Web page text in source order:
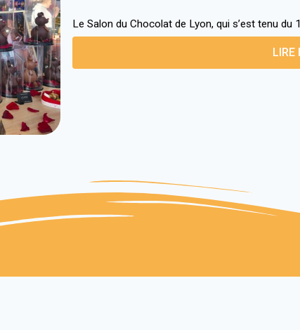
Le Salon du Chocolat de Lyon, qui s’est tenu
LIRE